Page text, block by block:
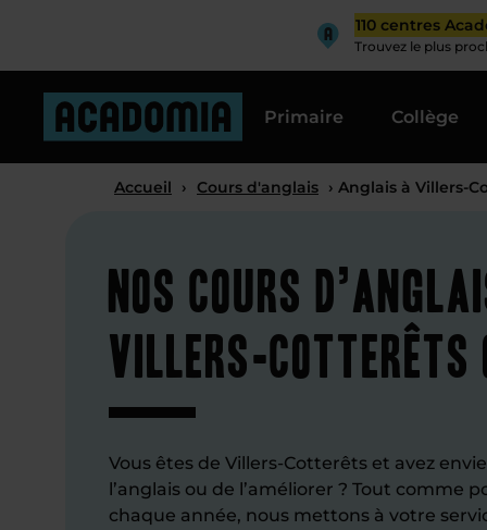
110 centres
Trouvez le plus
Primaire Collège
Accueil › Cours d'anglais › Anglais à Villers-
Nos cours
Villers-Cotterêts
Vous êtes de Villers-Cotterêts et avez
l’anglais ou de l’améliorer ? Tout comme
chaque année, nous mettons à votre